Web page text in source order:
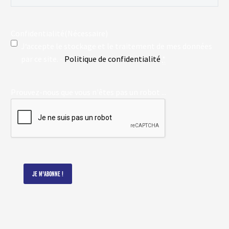
Politique de confidentialité